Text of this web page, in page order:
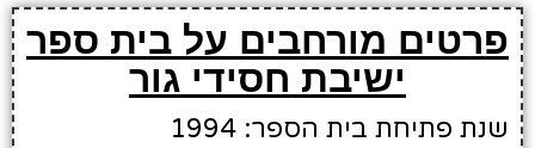
פרטים מורחבים על בית ספר
ישיבת חסידי גור
שנת פתיחת בית הספר: 1994